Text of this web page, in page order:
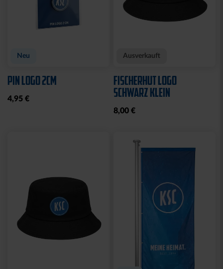
Neu
PIN LOGO 2CM
4,95 €
Ausverkauft
FISCHERHUT LOGO
SCHWARZ KLEIN
8,00 €